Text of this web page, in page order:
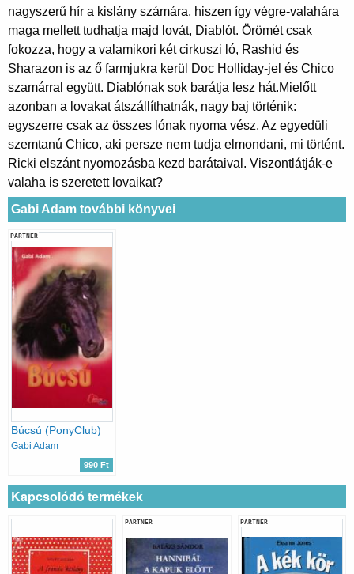
nagyszerű hír a kislány számára, hiszen így végre-valahára
maga mellett tudhatja majd lovát, Diablót. Örömét csak
fokozza, hogy a valamikori két cirkuszi ló, Rashid és
Sharazon is az ő farmjukra kerül Doc Holliday-jel és Chico
szamárral együtt. Diablónak sok barátja lesz hát.Mielőtt
azonban a lovakat átszállíthatnák, nagy baj történik:
egyszerre csak az összes lónak nyoma vész. Az egyedüli
szemtanú Chico, aki persze nem tudja elmondani, mi történt.
Ricki elszánt nyomozásba kezd barátaival. Viszontlátják-e
valaha is szeretett lovaikat?
Gabi Adam további könyvei
PARTNER
Búcsú (PonyClub)
Gabi Adam
990 Ft
Kapcsolódó termékek
PARTNER PARTNER